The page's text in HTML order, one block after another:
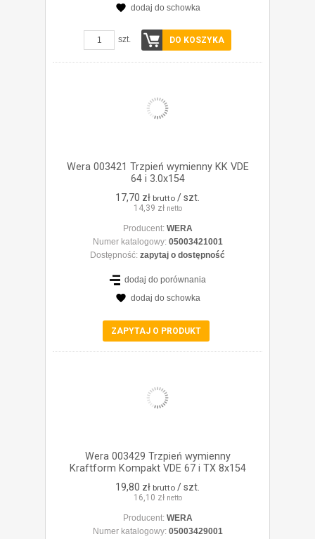
dodaj do schowka
szt. DO KOSZYKA
Wera 003421 Trzpień wymienny KK VDE
64 i 3.0x154
17,70 zł brutto / szt.
14,39 zł netto
Producent: WERA
Numer katalogowy: 05003421001
Dostępność: zapytaj o dostępność
dodaj do porównania
dodaj do schowka
ZAPYTAJ O PRODUKT
Wera 003429 Trzpień wymienny
Kraftform Kompakt VDE 67 i TX 8x154
19,80 zł brutto / szt.
16,10 zł netto
Producent: WERA
Numer katalogowy: 05003429001